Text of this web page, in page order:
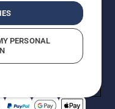
Alle
(incl. BTW),
directe aankoop.
Privacyverklaring
Violations
PERSONAL